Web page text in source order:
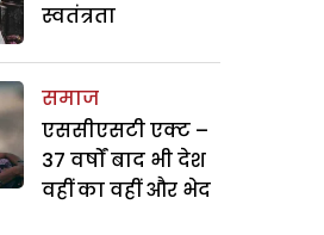
स्वतंत्रता
समाज
एससीएसटी एक्ट –
37 वर्षों बाद भी देश
वहीं का वहीं और भेद